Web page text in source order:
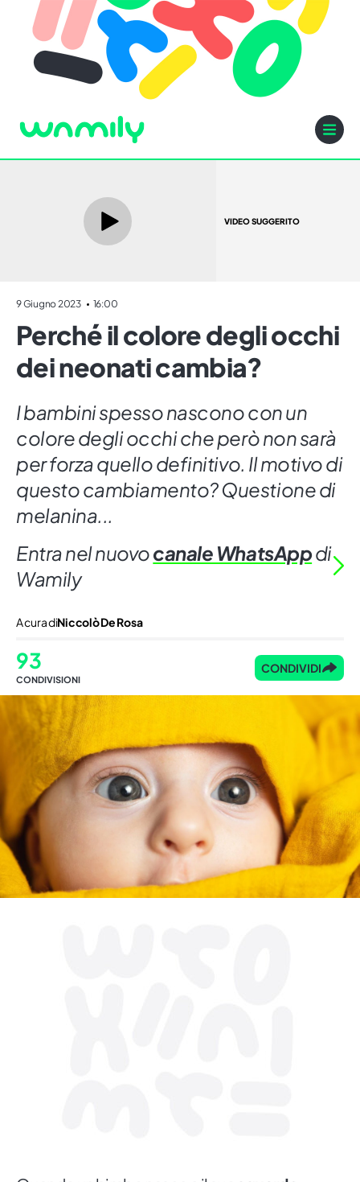
VIDEO SUGGERITO
9 Giugno 2023 16:00
Perché il colore degli occhi
dei neonati cambia?
I bambini spesso nascono con un
colore degli occhi che però non sarà
per forza quello definitivo. Il motivo di
questo cambiamento? Questione di
melanina...
Entra nel nuovocanale WhatsAppdi
Wamily
A cura diNiccolò De Rosa
93
CONDIVISIONI
CONDIVIDI